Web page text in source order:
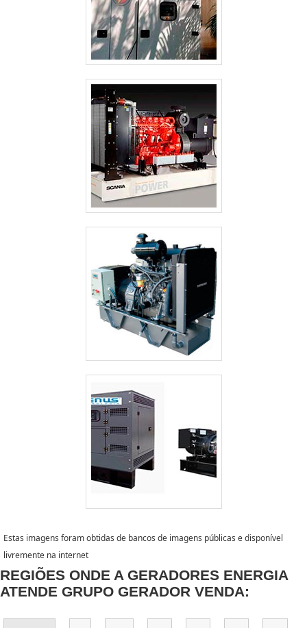
Estas imagens foram obtidas de bancos de imagens públicas e disponível
livremente na internet
REGIÕES ONDE A GERADORES ENERGIA
ATENDE GRUPO GERADOR VENDA: